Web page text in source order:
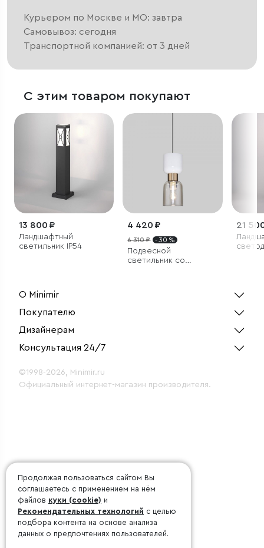
Курьером по Москве и МО: завтра
Самовывоз: сегодня
Транспортной компанией: от 3 дней
С этим товаром покупают
13 800 ₽
Ландшафтный
светильник IP54
4 420 ₽
6 310 ₽ - 30 %
Подвесной
светильник со
21
О Minimir
Покупателю
Дизайнерам
Консультация 24/7
©1998-2026, Minimir.ru
Официальный интернет-магазин производителя.
Продолжая пользоваться сайтом Вы
соглашаетесь с применением на нём
файлов куки (cookie) и
Рекомендательных технологий с целью
подбора контента на основе анализа
данных о предпочтениях пользователей.